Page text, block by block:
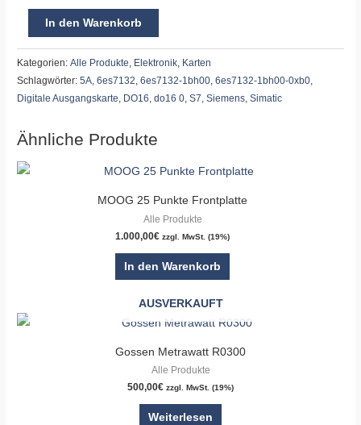
In den Warenkorb
Kategorien:Alle Produkte Elektronik Karten
Schlagwörter:5A ,6es7132 ,6es7132-1bh00 ,6es7132-1bh00-0xb0
Digitale Ausgangskarte DO16 ,do16 0 ,S7 ,Siemens ,Simatic
Ähnliche Produkte
MOOG 25 Punkte Frontplatte
Alle Produkte
1.000,00€ zzgl. MwSt. (19%)
In den Warenkorb
AUSVERKAUFT
Gossen Metrawatt R0300
Alle Produkte
500,00€ zzgl. MwSt. (19%)
Weiterlesen